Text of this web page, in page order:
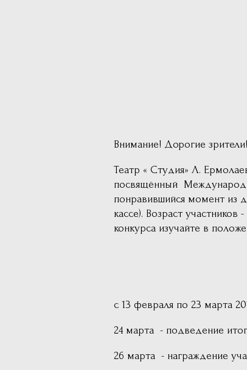
Внимание! Дорогие зрители!
Театр « Студия» Л.
посвящённый
понравившийся момент из
кассе). Возраст
конкурса изучайте в
с 13 февраля по 23 марта
24 марта - подведение
26 марта - награждение